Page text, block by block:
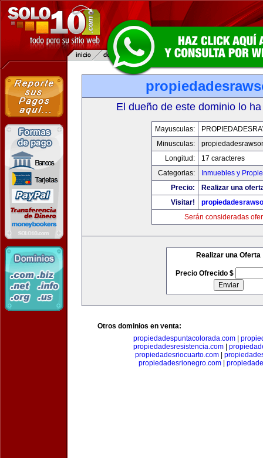
El dueño de este dominio lo
Mayusculas:
Minusculas:
Longitud:
17 caracteres
Categorias:
Inmuebles y
Precio:
Realizar una
Visitar!
Serán consideradas
Realizar una Oferta
Precio Ofrecido $
Otros dominios en venta:
propiedadespuntacolorada.com
propiedadesresistencia.com
propiedadesriocuarto.com|
propiedadesrionegro.com|